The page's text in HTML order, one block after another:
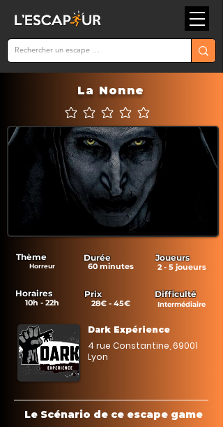
La Nonne
Aucune note pour le moment
Thème
Horreur
Durée
60 minutes
Joueurs
2 - 5 joueurs
Horaires
10h - 22h
Prix
28€ - 45€
Difficulté
Intermédiaire
Dark Expérience
4 rue Constantine, 69001
Lyon
Le Scénario de ce escape game